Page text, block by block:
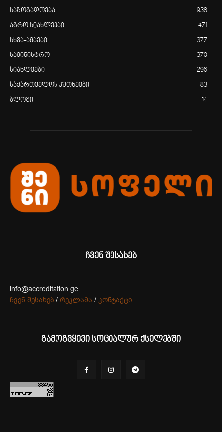
საზოგადოება 938
აგრო სიახლეები 471
სხვა-ამბები 377
სამინისტრო 370
სიახლეები 296
საქართველოს კუთხეები 83
ბლოგი 14
ჩვენ შესახებ
info@accreditation.ge
ჩვენ შესახებ / რეკლამა / კონტაქტი
გამოგვყევი სოციალურ ქსელებში